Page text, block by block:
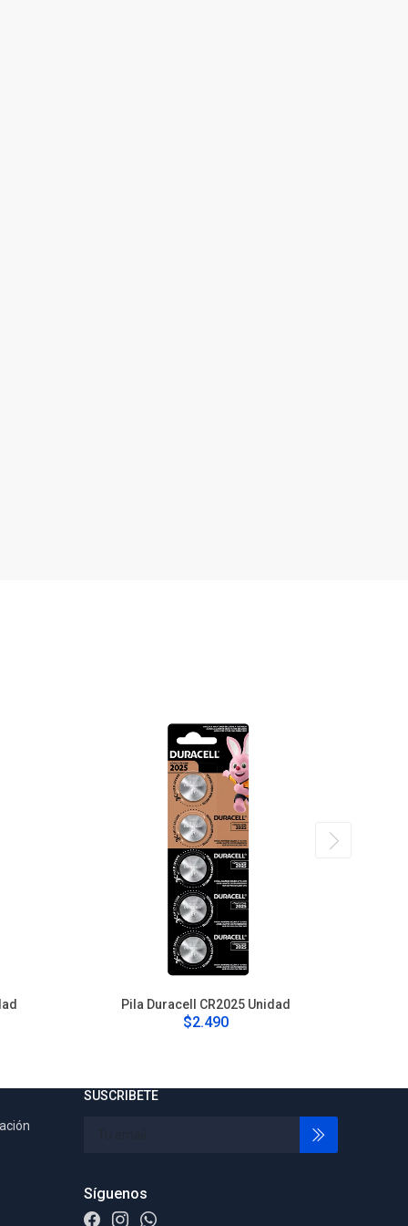
Pila Duracell CR2025 Unidad
$2.490
SUSCRIBETE
Síguenos